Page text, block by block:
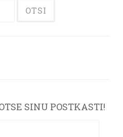
SINU POSTKASTI!